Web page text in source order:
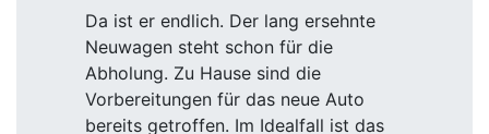
Da ist er endlich. Der lang ersehnte
Neuwagen steht schon für die
Abholung. Zu Hause sind die
Vorbereitungen für das neue Auto
bereits getroffen. Im Idealfall ist das